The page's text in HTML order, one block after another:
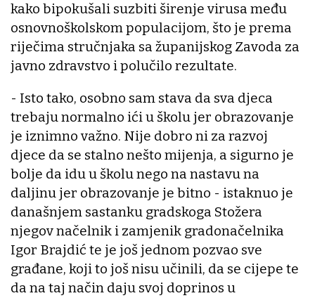
kako bipokušali suzbiti širenje virusa među
osnovnoškolskom populacijom, što je prema
riječima stručnjaka sa županijskog Zavoda za
javno zdravstvo i polučilo rezultate.
- Isto tako, osobno sam stava da sva djeca
trebaju normalno ići u školu jer obrazovanje
je iznimno važno. Nije dobro ni za razvoj
djece da se stalno nešto mijenja, a sigurno je
bolje da idu u školu nego na nastavu na
daljinu jer obrazovanje je bitno - istaknuo je
današnjem sastanku gradskoga Stožera
njegov načelnik i zamjenik gradonačelnika
Igor Brajdić te je još jednom pozvao sve
građane, koji to još nisu učinili, da se cijepe te
da na taj način daju svoj doprinos u